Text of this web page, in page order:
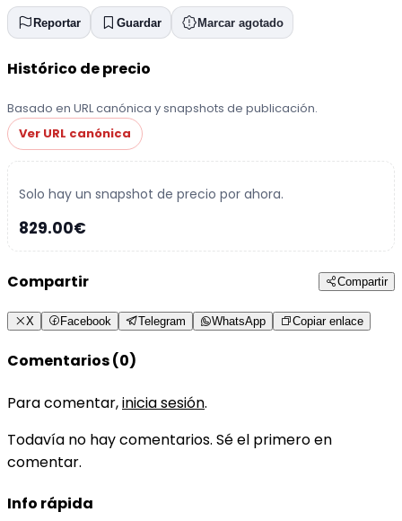
Reportar Guardar Marcar agotado
Histórico de precio
Basado en URL canónica y snapshots de publicación.
Ver URL canónica
Solo hay un snapshot de precio por ahora.
829.00€
Compartir Compartir
X Facebook Telegram WhatsApp Copiar enlace
Comentarios (0)
Para comentar,inicia sesión.
Todavía no hay comentarios. Sé el primero en
comentar.
Info rápida